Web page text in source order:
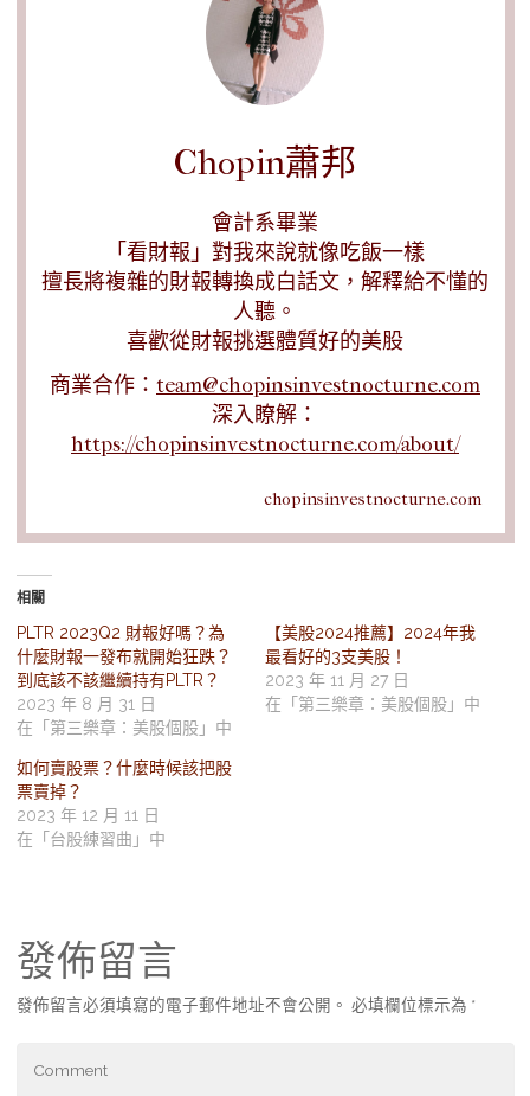
Chopin蕭邦
會計系畢業
「看財報」對我來說就像吃飯一樣
擅長將複雜的財報轉換成白話文，解釋給不懂的
人聽。
喜歡從財報挑選體質好的美股
商業合作： team@chopinsinvestnocturne.com
深入瞭解：
https://chopinsinvestnocturne.com/about/
chopinsinvestnocturne.com
相關
PLTR 2023Q2 財報好嗎？為
什麼財報一發布就開始狂跌？
到底該不該繼續持有PLTR？
2023 年 8 月 31 日
在「第三樂章：美股個股」中
【美股2024推薦】2024年我
最看好的3支美股！
2023 年 11 月 27 日
在「第三樂章：美股個股」中
如何賣股票？什麼時候該把股
票賣掉？
2023 年 12 月 11 日
在「台股練習曲」中
發佈留言
發佈留言必須填寫的電子郵件地址不會公開。 必填欄位標示為 *